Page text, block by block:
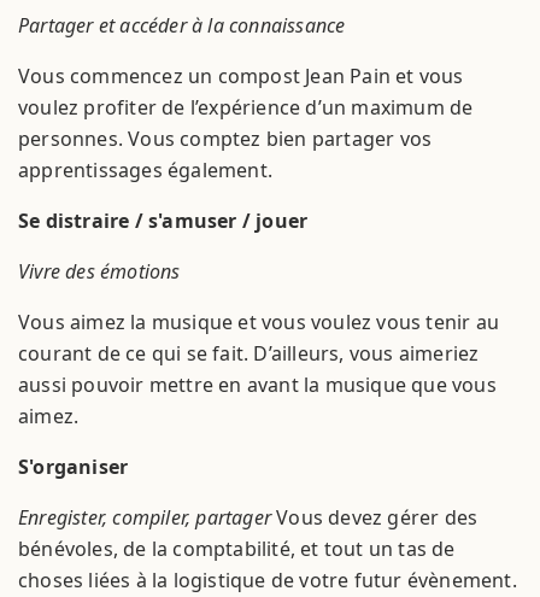
Partager et accéder à la connaissance
Vous commencez un compost Jean Pain et vous
voulez profiter de l’expérience d’un maximum de
personnes. Vous comptez bien partager vos
apprentissages également.
Se distraire / s'amuser / jouer
Vivre des émotions
Vous aimez la musique et vous voulez vous tenir au
courant de ce qui se fait. D’ailleurs, vous aimeriez
aussi pouvoir mettre en avant la musique que vous
aimez.
S'organiser
Enregister, compiler, partagerVous devez gérer des
bénévoles, de la comptabilité, et tout un tas de
choses liées à la logistique de votre futur évènement.